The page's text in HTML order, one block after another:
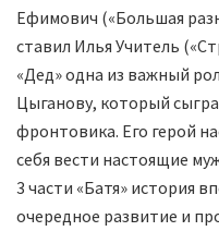
Ефимович («Большая
ставил Илья Учитель
«Дед» одна из важный
Цыганову, который
фронтовика. Его герой
себя вести настоящие
3 части «Батя» история
очередное развитие и